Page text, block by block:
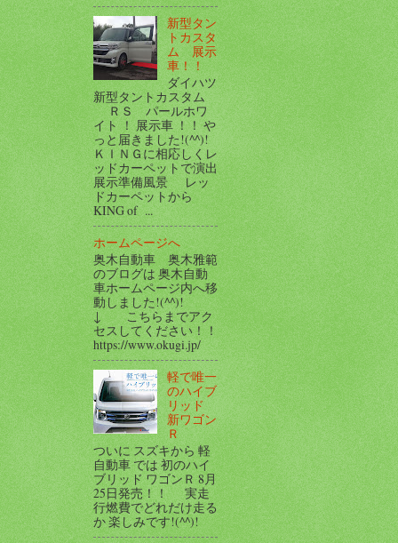
新型タン
トカスタ
ム 展示
車！！
ダイハツ
新型タントカスタム
ＲＳ パールホワ
イト ！ 展示車 ！！ や
っと届きました!(^^)!
ＫＩＮＧに相応しくレ
ッドカーペットで演出
展示準備風景 レッ
ドカーペットから
KING of ...
ホームページへ
奥木自動車 奥木雅範
のブログは 奥木自動
車ホームページ内へ移
動しました!(^^)!
↓ こちらまでアク
セスしてください！！
https://www.okugi.jp/
軽で唯一
のハイブ
リッド
新ワゴン
Ｒ
ついに スズキから 軽
自動車 では 初のハイ
ブリッド ワゴンＲ 8月
25日発売！！ 実走
行燃費でどれだけ走る
か 楽しみです!(^^)!